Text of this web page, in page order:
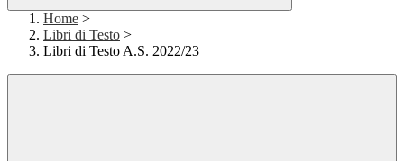
Home >
Libri di Testo >
Libri di Testo A.S. 2022/23